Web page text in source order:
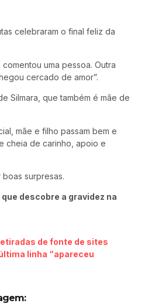
celebraram o final feliz da
uma pessoa. Outra
cercado de amor”.
Silmara, que também é mãe de
mãe e filho passam bem e
cheia de carinho, apoio e
surpresas.
descobre a gravidez na
de fonte de sites
linha “apareceu